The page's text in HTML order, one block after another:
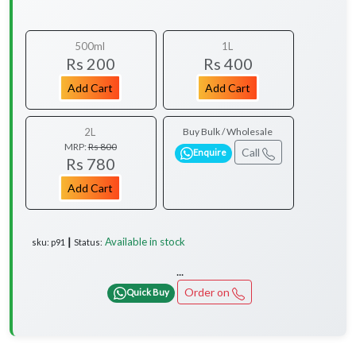
500ml
Rs 200
Add Cart
1L
Rs 400
Add Cart
2L
MRP:Rs 800
Rs 780
Add Cart
Buy Bulk / Wholesale
Enquire Call
sku: p91 ┃ Status: Available in stock
...
Quick Buy Order on